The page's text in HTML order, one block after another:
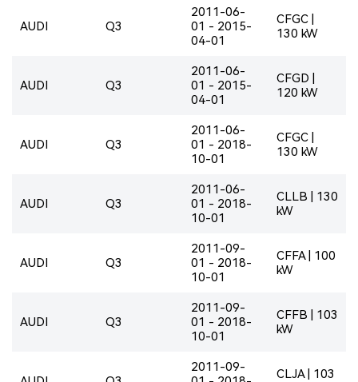
AUDI Q3
2011-06-
01 - 2015-
04-01
CFGC |
130 kW
AUDI Q3
2011-06-
01 - 2015-
04-01
CFGD |
120 kW
AUDI Q3
2011-06-
01 - 2018-
10-01
CFGC |
130 kW
AUDI Q3
2011-06-
01 - 2018-
10-01
CLLB | 130
kW
AUDI Q3
2011-09-
01 - 2018-
10-01
CFFA | 100
kW
AUDI Q3
2011-09-
01 - 2018-
10-01
CFFB | 103
kW
2011-09-
CLJA | 103